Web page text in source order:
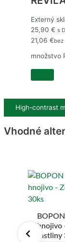
Externý
25,90€ s
21,06€bez
množstvo
High-contrast
Vhodné
hnojivo
rastliny